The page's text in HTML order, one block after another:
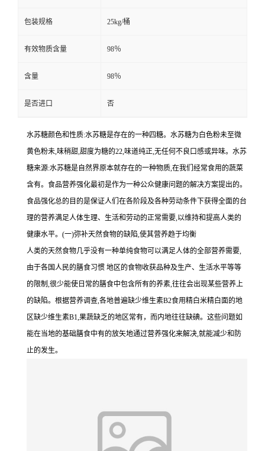
包装规格 25kg/桶
有效物质含量 98％
含量 98％
是否进口 否
水苏糖颜色和性质:水苏糖是存在的一种四糖。水苏糖为白色粉未至微
黄色粉未,味稍甜,甜度为糖的22,味道纯正,无任何不良口感或异味。水苏
糖来源:水苏糖是自然界原本就存在的一种物质,在我们经常食用的蔬菜
含有。食品营养强化最初是作为一种公众健康问题的解决方案提出的。
食品强化总的目的是保证人们在各阶段及各种劳动条件下获得全面的台
理的营养满足人体生理、生活和劳动的正常需要,以维持和提高人类的
健康水平。(一)弥补天然食物的缺陷,使其营养趋于均衡
人类的天然食物几乎没有一种单纯食物可以满足人体的全部营养需要,
由于各国人民的膳食习惯 地区的食物收获品种及生产、生活水平等等
的限制,很少能使日常的膳食中包含所有的养素,往往会出现某些营养上
的缺陷。根据营养调查,各地普遍缺少维生素B2食用精白米精白面的地
区缺少维生素B1,果蔬缺乏的地区常有，而内地往往缺碘。这些问题如
能在当地的基础膳食中有的放矢地通过营养强化来解决,就能减少和防
止的发生。